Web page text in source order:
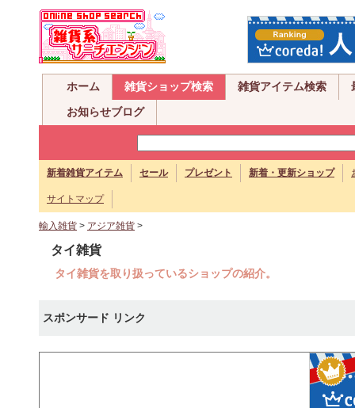
ホーム 雑貨ショップ検索 雑貨アイテム検索
お知らせブログ
新着雑貨アイテム セール プレゼント 新着・更新ショップ
サイトマップ
輸入雑貨 > アジア雑貨 >
タイ雑貨
タイ雑貨を取り扱っているショップの紹介。
スポンサード リンク